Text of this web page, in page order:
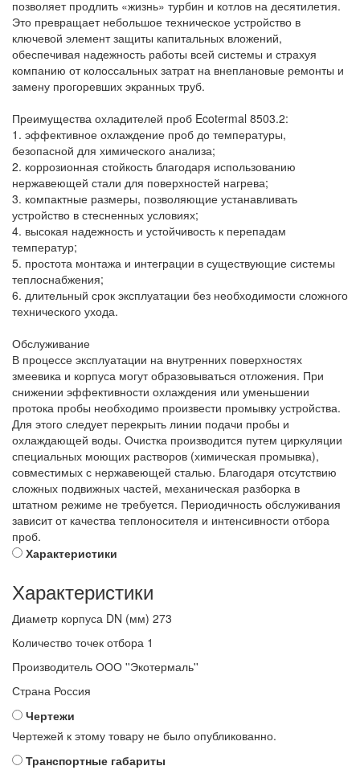
позволяет продлить «жизнь» турбин и котлов на десятилетия.
Это превращает небольшое техническое устройство в
ключевой элемент защиты капитальных вложений,
обеспечивая надежность работы всей системы и страхуя
компанию от колоссальных затрат на внеплановые ремонты и
замену прогоревших экранных труб.
Преимущества охладителей проб Ecotermal 8503.2:
1. эффективное охлаждение проб до температуры,
безопасной для химического анализа;
2. коррозионная стойкость благодаря использованию
нержавеющей стали для поверхностей нагрева;
3. компактные размеры, позволяющие устанавливать
устройство в стесненных условиях;
4. высокая надежность и устойчивость к перепадам
температур;
5. простота монтажа и интеграции в существующие системы
теплоснабжения;
6. длительный срок эксплуатации без необходимости сложного
технического ухода.
Обслуживание
В процессе эксплуатации на внутренних поверхностях
змеевика и корпуса могут образовываться отложения. При
снижении эффективности охлаждения или уменьшении
протока пробы необходимо произвести промывку устройства.
Для этого следует перекрыть линии подачи пробы и
охлаждающей воды. Очистка производится путем циркуляции
специальных моющих растворов (химическая промывка),
совместимых с нержавеющей сталью. Благодаря отсутствию
сложных подвижных частей, механическая разборка в
штатном режиме не требуется. Периодичность обслуживания
зависит от качества теплоносителя и интенсивности отбора
проб.
Характеристики
Характеристики
Диаметр корпуса DN (мм) 273
Количество точек отбора 1
Производитель ООО ''Экотермаль''
Страна Россия
Чертежи
Чертежей к этому товару не было опубликованно.
Транспортные габариты